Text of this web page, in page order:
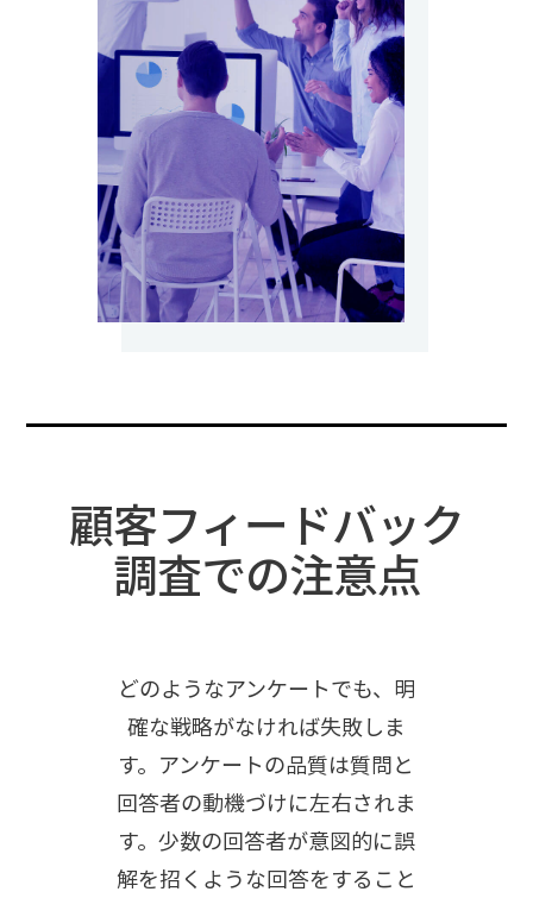
顧客フィードバック
調査での注意点
どのようなアンケートでも、明
確な戦略がなければ失敗しま
す。アンケートの品質は質問と
回答者の動機づけに左右されま
す。少数の回答者が意図的に誤
解を招くような回答をすること